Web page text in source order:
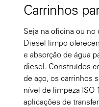
Carrinhos
Seja na oficina ou no
Diesel limpo
e absorção de água
diesel. Construídos
de aço, os carrinhos
nível de limpeza ISO
aplicações de